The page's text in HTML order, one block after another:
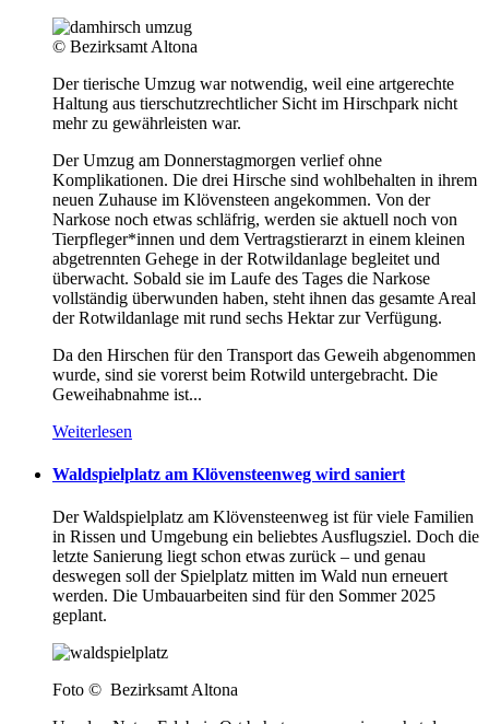
© Bezirksamt Altona
Der tierische Umzug war notwendig, weil eine artgerechte
Haltung aus tierschutzrechtlicher Sicht im Hirschpark nicht
mehr zu gewährleisten war.
Der Umzug am Donnerstagmorgen verlief ohne
Komplikationen. Die drei Hirsche sind wohlbehalten in ihrem
neuen Zuhause im Klövensteen angekommen. Von der
Narkose noch etwas schläfrig, werden sie aktuell noch von
Tierpfleger*innen und dem Vertragstierarzt in einem kleinen
abgetrennten Gehege in der Rotwildanlage begleitet und
überwacht. Sobald sie im Laufe des Tages die Narkose
vollständig überwunden haben, steht ihnen das gesamte Areal
der Rotwildanlage mit rund sechs Hektar zur Verfügung.
Da den Hirschen für den Transport das Geweih abgenommen
wurde, sind sie vorerst beim Rotwild untergebracht. Die
Geweihabnahme ist...
Weiterlesen
Waldspielplatz am Klövensteenweg wird saniert
Der Waldspielplatz am Klövensteenweg ist für viele Familien
in Rissen und Umgebung ein beliebtes Ausflugsziel. Doch die
letzte Sanierung liegt schon etwas zurück – und genau
deswegen soll der Spielplatz mitten im Wald nun erneuert
werden. Die Umbauarbeiten sind für den Sommer 2025
geplant.
Foto © Bezirksamt Altona